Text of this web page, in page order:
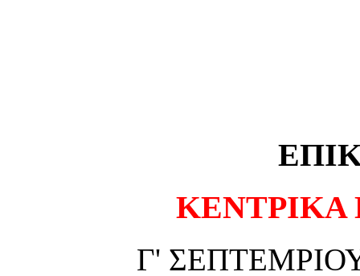
ΚΕΝΤΡΙΚΑ
Γ' ΣΕΠΤΕΜΡΙΟΥ